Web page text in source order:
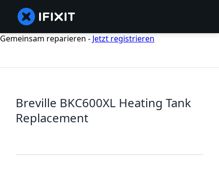
Gemeinsam reparieren - Jetzt registrieren
Breville BKC600XL Heating Tank
Replacement